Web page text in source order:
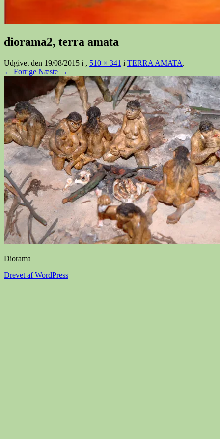
diorama2, terra amata
Udgivet den 19/08/2015 i , 510 × 341 i TERRA AMATA.
← Forrige Næste →
Diorama
Drevet af WordPress